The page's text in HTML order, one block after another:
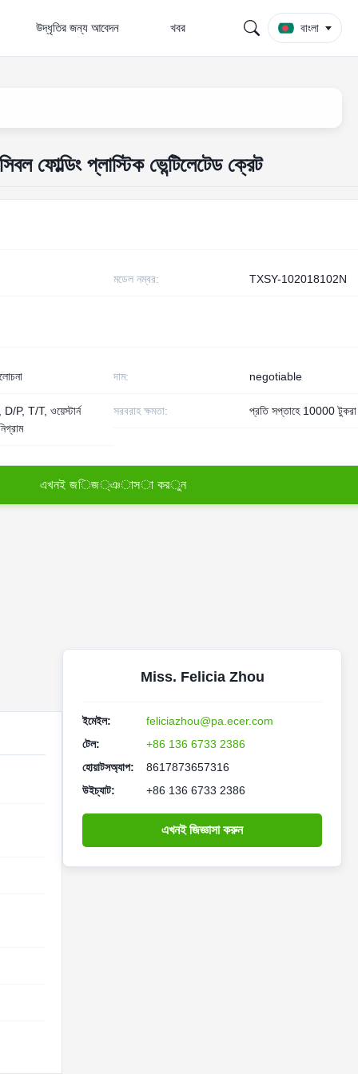
উদ্ধৃতির জন্য আবেদন খবর বাংলা
ফোল্ডিং প্লাস্টিক ভেন্টিলেটেড ক্রেট
মডেল নম্বর: TXSY-102018102N
দাম: negotiable
P, T/T, ওয়েস্টার্ন
সরবরাহ ক্ষমতা: প্রতি সপ্তাহে 10000 টুকরা
এখনই জিজ্ঞাসা করুন
Miss. Felicia Zhou
ইমেইল:
feliciazhou@pa.ecer.com
টেল:
+86 136 6733 2386
হোয়াটসঅ্যাপ:
8617873657316
উইচ্যাট:
+86 136 6733 2386
এখনই জিজ্ঞাসা করুন